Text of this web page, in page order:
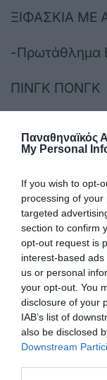
Παναθηναϊκός
My Personal
If you wish to opt-
processing of
targeted
section to confirm
opt-out request is
interest-based
us or personal
your opt-out. You
disclosure of your
IAB’s list of
also be disclosed
Downstream
ΞΙΦΑΣΚΙΑ ΜΕ
-Πρωτάθλημα
ΠΙΝΓΚ ΠΟΝΓΚ
ΠΟΔΗΛΑΣΙΑ
-Πρωτάθλημα
-Πανελλήνιο
πίστας ΑμεΑ
ΠΟΔΟΣΦΑΙΡΟ
-Κύπελλο
ΠΟΔΟΣΦΑΙΡΟ